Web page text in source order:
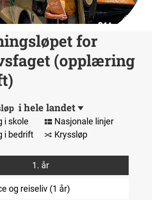
for
(opplæring
i hele landet
i skole
Nasjonale linjer
i bedrift
Kryssløp
1. år
og reiseliv (1 år)